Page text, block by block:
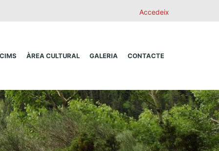
Accedeix
ÀREA CULTURAL GALERIA CONTACTE